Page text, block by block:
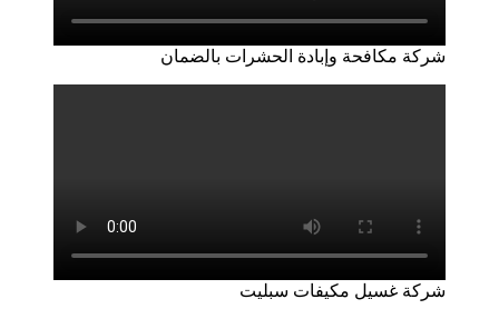
شركة مكافحة وإبادة الحشرات بالضمان
شركة غسيل مكيفات سبليت